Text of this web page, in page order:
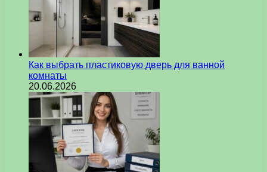
Как выбрать пластиковую дверь для ванной
комнаты
20.06.2026